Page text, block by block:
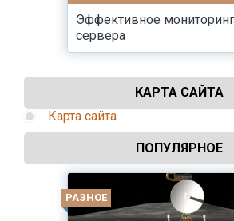
Эффективное мониторинг
сервера
КАРТА САЙТА
Карта сайта
ПОПУЛЯРНОЕ
РАЗНОЕ